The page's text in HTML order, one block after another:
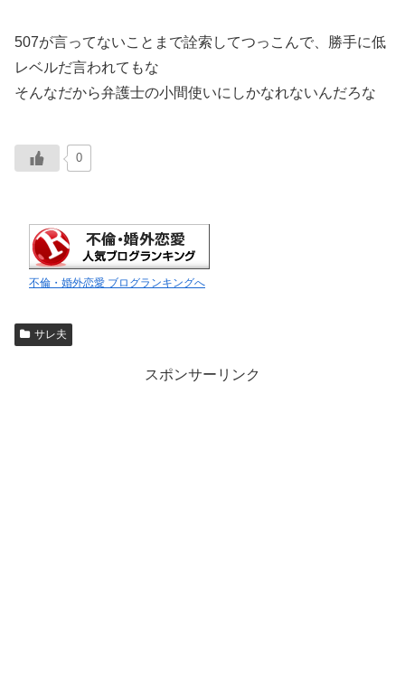
507が言ってないことまで詮索してつっこんで、勝手に低
レベルだ言われてもな
そんなだから弁護士の小間使いにしかなれないんだろな
0
不倫・婚外恋愛 ブログランキングへ
サレ夫
スポンサーリンク